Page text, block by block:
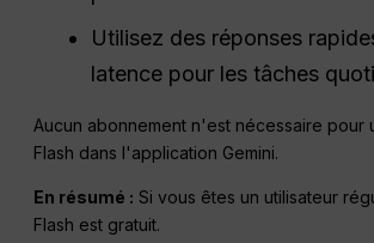
Utilisez des réponses
latence pour les tâches
Aucun abonnement n'est nécessaire pour
Flash dans l'application Gemini.
En résumé : Si vous êtes un utilisateur
Flash est gratuit.